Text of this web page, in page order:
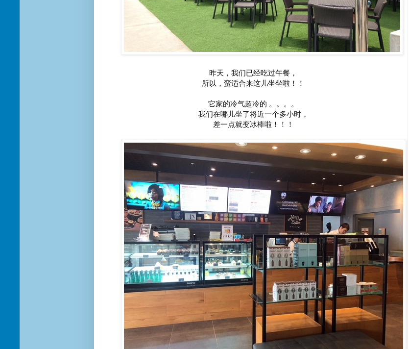
昨天，我们已经吃过午餐，
所以，蛮适合来这儿坐坐啦！！
它家的冷气超冷的 。。。。
我们在哪儿坐了将近一个多小时，
差一点就变冰棒啦！！！